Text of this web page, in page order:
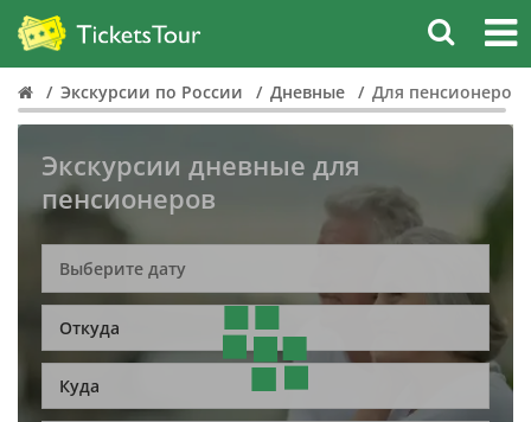
Экскурсии по России Дневные Для пенсионеров
Экскурсии дневные для
пенсионеров
Откуда
Куда